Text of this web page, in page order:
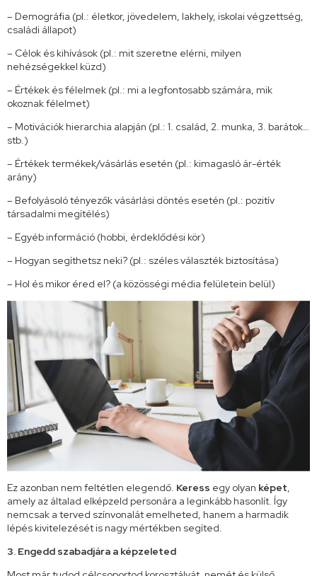
– Demográfia (pl.: életkor, jövedelem, lakhely, iskolai végzettség,
családi állapot)
– Célok és kihívások (pl.: mit szeretne elérni, milyen
nehézségekkel küzd)
– Értékek és félelmek (pl.: mi a legfontosabb számára, mik
okoznak félelmet)
– Motivációk hierarchia alapján (pl.: 1. család, 2. munka, 3. barátok…
stb.)
– Értékek termékek/vásárlás esetén (pl.: kimagasló ár-érték
arány)
– Befolyásoló tényezők vásárlási döntés esetén (pl.: pozitív
társadalmi megítélés)
– Egyéb információ (hobbi, érdeklődési kör)
– Hogyan segíthetsz neki? (pl.: széles választék biztosítása)
– Hol és mikor éred el? (a közösségi média felületein belül)
Ez azonban nem feltétlen elegendő. Keress egy olyan képet,
amely az általad elképzeld personára a leginkább hasonlít. Így
nemcsak a terved színvonalát emelheted, hanem a harmadik
lépés kivitelezését is nagy mértékben segíted.
3. Engedd szabadjára a képzeleted